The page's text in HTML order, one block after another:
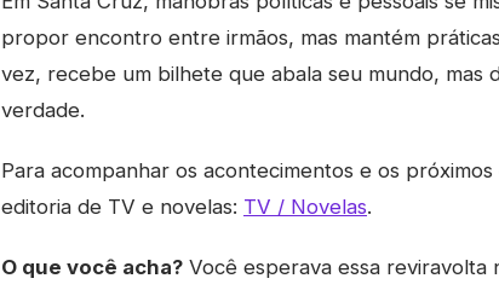
propor encontro entre irmãos, mas mantém
vez, recebe um bilhete que abala seu mundo, mas
verdade.
Para acompanhar os acontecimentos e os
editoria de TV e novelas: TV / Novelas.
O que você acha? Você esperava essa reviravolta